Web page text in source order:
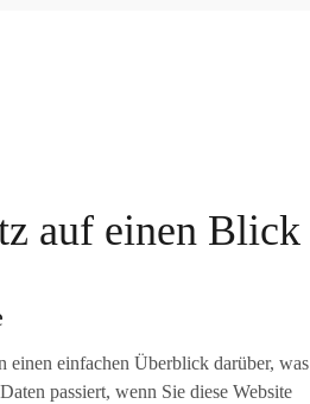
auf einen Blick
einen einfachen Überblick darüber, was
passiert, wenn Sie diese Website